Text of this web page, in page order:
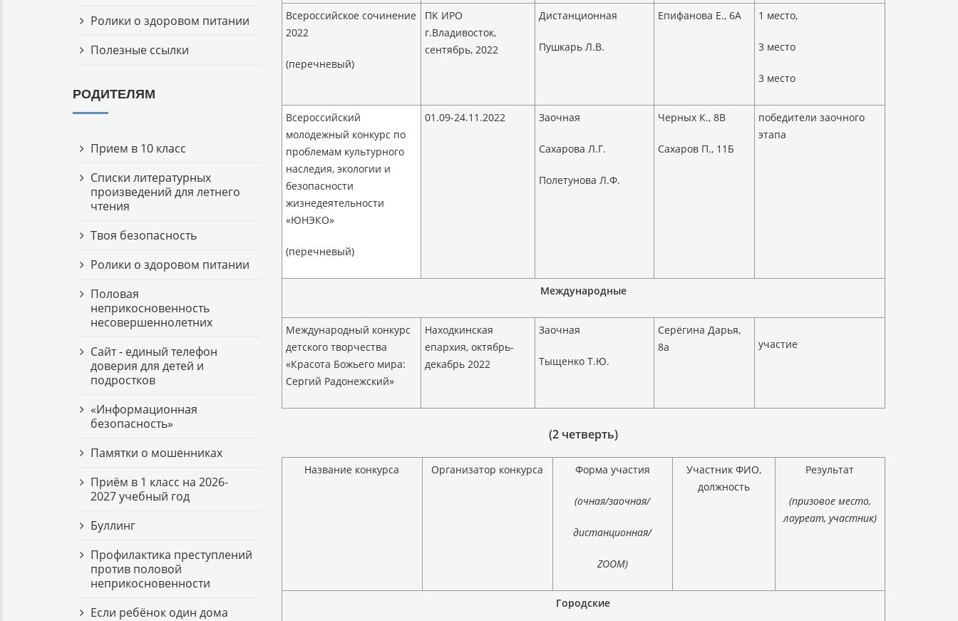
Ролики о здоровом питании
Полезные ссылки
РОДИТЕЛЯМ
Прием в 10 класс
Списки литературных
произведений для летнего
чтения
Твоя безопасность
Ролики о здоровом питании
Половая
неприкосновенность
несовершеннолетних
Сайт - единый телефон
доверия для детей и
подростков
«Информационная
безопасность»
Памятки о мошенниках
Приём в 1 класс на 2026-
2027 учебный год
Буллинг
Профилактика преступлений
против половой
неприкосновенности
Если ребёнок один дома
Всероссийское сочинение
2022
(перечневый)
ПК ИРО
г.Владивосток,
сентябрь, 2022
Дистанционная
Пушкарь Л.В.
Епифанова Е., 6А 1 место,
3 место
3 место
Всероссийский
молодежный конкурс по
проблемам культурного
наследия, экологии и
безопасности
жизнедеятельности
«ЮНЭКО»
(перечневый)
01.09-24.11.2022 Заочная
Сахарова Л.Г.
Полетунова Л.Ф.
Черных К., 8В
Сахаров П., 11Б
победители заочного
этапа
Международные
Международный конкурс
детского творчества
«Красота Божьего мира:
Сергий Радонежский»
Находкинская
епархия, октябрь-
декабрь 2022
Заочная
Тыщенко Т.Ю.
Серёгина Дарья,
8а
участие
(2 четверть)
Название конкурса Организатор конкурса Форма участия
(очная/заочная/
дистанционная/
ZOOM)
Участник ФИО,
должность
Результат
(призовое место,
лауреат, участник)
Городские